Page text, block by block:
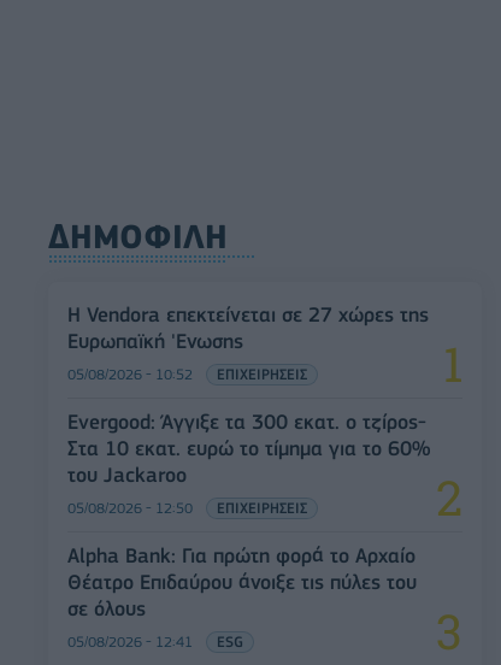
ΔΗΜΟΦΙΛΗ
Η Vendora επεκτείνεται σε 27 χώρες της
Ευρωπαϊκή 'Ενωσης
05/08/2026 - 10:52 ΕΠΙΧΕΙΡΗΣΕΙΣ
Evergood: Άγγιξε τα 300 εκατ. ο τζίρος-
Στα 10 εκατ. ευρώ το τίμημα για το 60%
του Jackaroo
05/08/2026 - 12:50 ΕΠΙΧΕΙΡΗΣΕΙΣ
Alpha Bank: Για πρώτη φορά το Αρχαίο
Θέατρο Επιδαύρου άνοιξε τις πύλες του
σε όλους
05/08/2026 - 12:41 ESG